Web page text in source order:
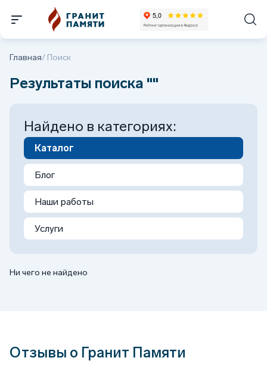
Главная/ Поиск
Результаты поиска ""
Найдено в категориях:
Каталог
Блог
Наши работы
Услуги
Ни чего не найдено
Отзывы о Гранит Памяти